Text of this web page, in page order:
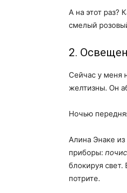
А на этот раз?
смелый
2.
Сейчас у меня
желтизны. Он
Ночью
Алина Энаке
приборы:
блокируя
потрите.